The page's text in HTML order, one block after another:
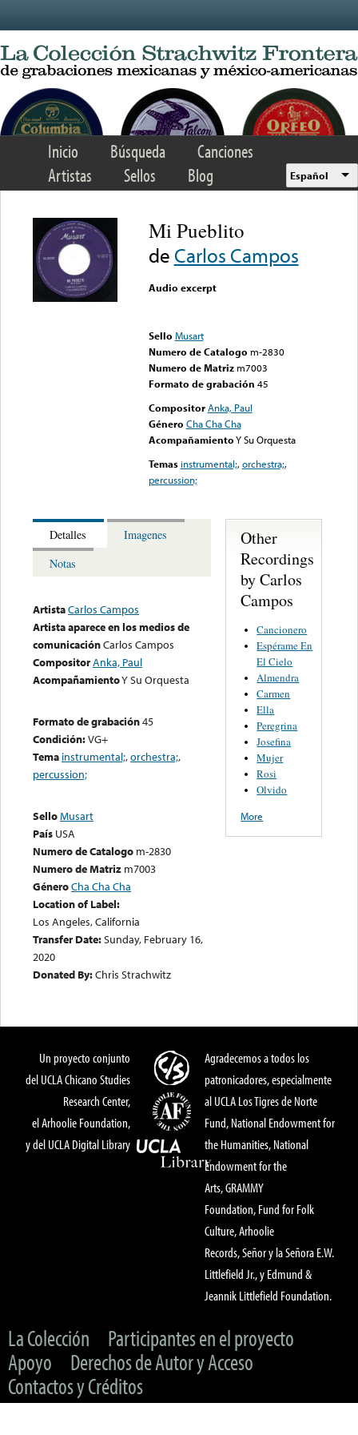
Inicio Búsqueda
Canciones
Artistas
Sellos Blog Español
Mi Pueblito
de Carlos Campos
Audio excerpt
Sello Musart
Numero de Catalogo m-2830
Numero de Matriz m7003
Formato de grabación 45
Compositor Anka, Paul
Género Cha Cha Cha
AcompañamientoY Su Orquesta
Temas instrumental;,orchestra;,
percussion;
Detalles
Imagenes
Notas
ArtistaCarlos Campos
Artista aparece en los medios de
comunicaciónCarlos Campos
CompositorAnka, Paul
AcompañamientoY Su Orquesta
Formato de grabación45
Condición:VG+
Tema instrumental;,orchestra;,
percussion;
SelloMusart
País USA
Numero de Catalogo m-2830
Numero de Matriz m7003
GéneroCha Cha Cha
Location of Label:
Los Angeles, California
Transfer Date:Sunday, February 16,
2020
Donated By:Chris Strachwitz
Other
Recordings
by Carlos
Campos
Cancionero
Espérame En
El Cielo
Almendra
Carmen
Ella
Peregrina
Josefina
Mujer
Rosi
Olvido
More
Un proyecto conjunto
del UCLA Chicano Studies
Research Center,
el Arhoolie Foundation,
y del UCLA Digital Library
Agradecemos a todos los
patronicadores, especialmente
al UCLA Los Tigres de Norte
Fund, National Endowment for
the Humanities, National
Endowment for the
Arts, GRAMMY
Foundation, Fund for Folk
Culture, Arhoolie
Records, Señor y la Señora E.W.
Littlefield Jr., y Edmund &
Jeannik Littlefield Foundation.
La Colección
Participantes en el proyecto
Apoyo
Derechos de Autor y Acceso
Contactos y Créditos